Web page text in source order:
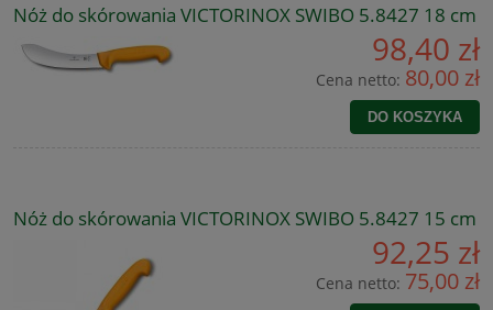
Nóż do skórowania VICTORINOX SWIBO 5.8427 18 cm
98,40 zł
Cena netto: 80,00 zł
DO KOSZYKA
Nóż do skórowania VICTORINOX SWIBO 5.8427 15 cm
92,25 zł
Cena netto: 75,00 zł